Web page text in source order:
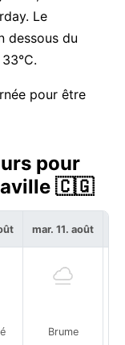
Le
dessous du
pour être
pour
🇨🇬
mar. 11. août
Brume